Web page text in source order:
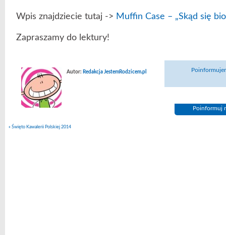
Wpis znajdziecie tutaj -> Muffin Case – „Skąd się
Zapraszamy do lektury!
Autor: Redakcja JestemRodzicem.pl
Poinformuj
« Święto Kawalerii Polskiej 2014